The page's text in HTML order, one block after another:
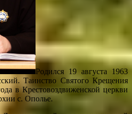
Родился 19 августа 1963
Таинство Святого Крещения
в Крестовоздвиженской церкви
с. Ополье.